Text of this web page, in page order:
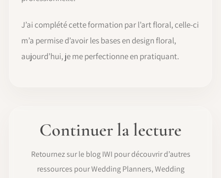
J’ai complété cette formation par l’art floral, celle-ci
m’a permise d’avoir les bases en design floral,
aujourd’hui, je me perfectionne en pratiquant.
Continuer la lecture
Retournez sur le blog IWI pour découvrir d’autres
ressources pour Wedding Planners, Wedding